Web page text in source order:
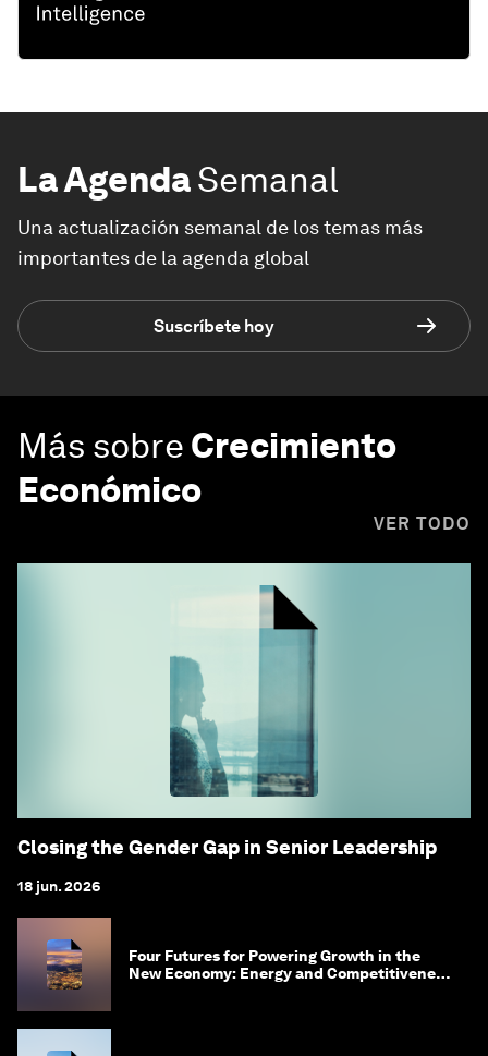
La AgendaSemanal
Una actualización semanal de los temas más
importantes de la agenda global
Suscríbete hoy
Más sobre Crecimiento
Económico
VER TODO
Closing the Gender Gap in Senior Leadership
18 jun. 2026
Four Futures for Powering Growth in the
New Economy: Energy and Competitiveness